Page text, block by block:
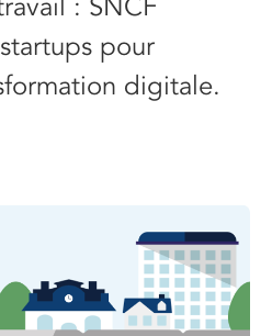
: SNCF
pour
digitale.